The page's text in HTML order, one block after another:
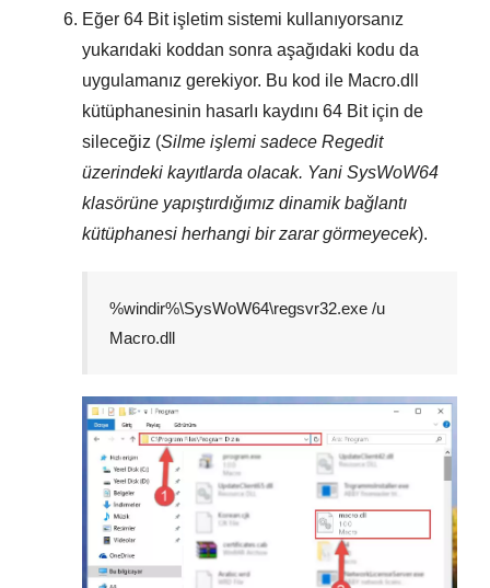
Eğer 64 Bitişletim sistemi kullanıyorsanız
yukarıdaki koddan sonra aşağıdaki kodu da
uygulamanız gerekiyor. Bu kod ile Macro.dll
kütüphanesinin hasarlı kaydını 64 Bitiçin de
sileceğiz (Silme işlemi sadece Regedit
üzerindeki kayıtlarda olacak. Yani SysWoW64
klasörüne yapıştırdığımız dinamik bağlantı
kütüphanesi herhangi bir zarar görmeyecek).
%windir%\SysWoW64\regsvr32.exe /u
Macro.dll